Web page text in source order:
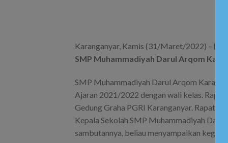
Karanganyar, Kamis (31/Maret/2022) –
SMP Muhammadiyah Darul Arqom
SMP Muhammadiyah Darul Arqom
Ajaran 2021/2022 dengan wali kelas. Rapat
Gedung Graha PGRI Karanganyar. Rapat
Kepala Sekolah SMP Muhammadiyah Darul
sambutannya, beliau menyampaikan